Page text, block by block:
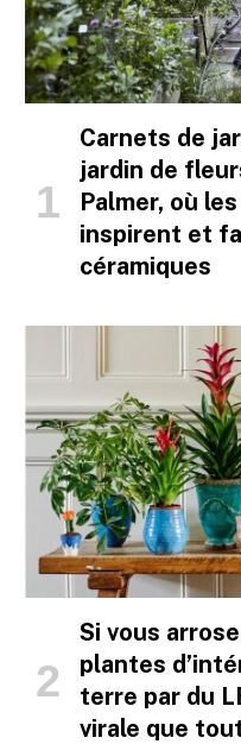
Carnets de
jardin de
Palmer, où
inspirent et
céramiques
Si vous
plantes
terre par du
virale que